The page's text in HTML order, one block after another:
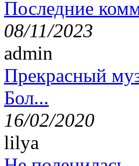
Последние
08/11/2023
admin
Прекрасный
Бол...
16/02/2020
lilya